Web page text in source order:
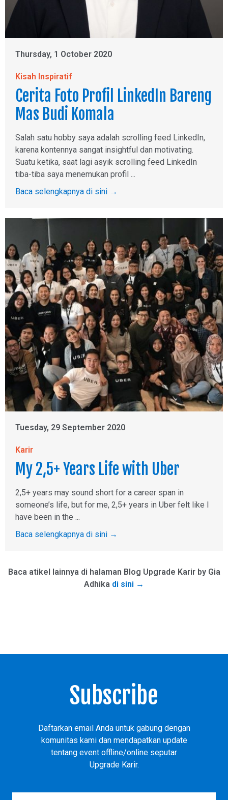
Thursday, 1 October 2020
Kisah Inspiratif
Cerita Foto Profil LinkedIn Bareng
Mas Budi Komala
Salah satu hobby saya adalah scrolling feed LinkedIn,
karena kontennya sangat insightful dan motivating.
Suatu ketika, saat lagi asyik scrolling feed LinkedIn
tiba-tiba saya menemukan profil ...
Baca selengkapnya di sini →
Tuesday, 29 September 2020
Karir
My 2,5+ Years Life with Uber
2,5+ years may sound short for a career span in
someone’s life, but for me, 2,5+ years in Uber felt like I
have been in the ...
Baca selengkapnya di sini →
Baca atikel lainnya di halaman Blog Upgrade Karir by Gia
Adhika di sini →
Subscribe
Daftarkan email Anda untuk gabung dengan
komunitas kami dan mendapatkan update
tentang event offline/online seputar
Upgrade Karir.